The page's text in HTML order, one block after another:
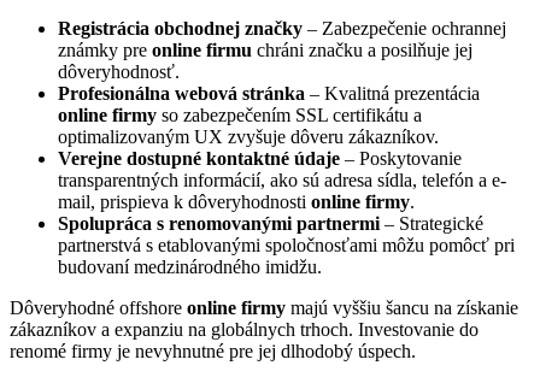
Registrácia obchodnej značky – Zabezpečenie ochrannej
známky pre online firmu chráni značku a posilňuje jej
dôveryhodnosť.
Profesionálna webová stránka – Kvalitná prezentácia
online firmy so zabezpečením SSL certifikátu a
optimalizovaným UX zvyšuje dôveru zákazníkov.
Verejne dostupné kontaktné údaje – Poskytovanie
transparentných informácií, ako sú adresa sídla, telefón a e-
mail, prispieva k dôveryhodnosti online firmy.
Spolupráca s renomovanými partnermi – Strategické
partnerstvá s etablovanými spoločnosťami môžu pomôcť pri
budovaní medzinárodného imidžu.
Dôveryhodné offshore online firmy majú vyššiu šancu na získanie
zákazníkov a expanziu na globálnych trhoch. Investovanie do
renomé firmy je nevyhnutné pre jej dlhodobý úspech.